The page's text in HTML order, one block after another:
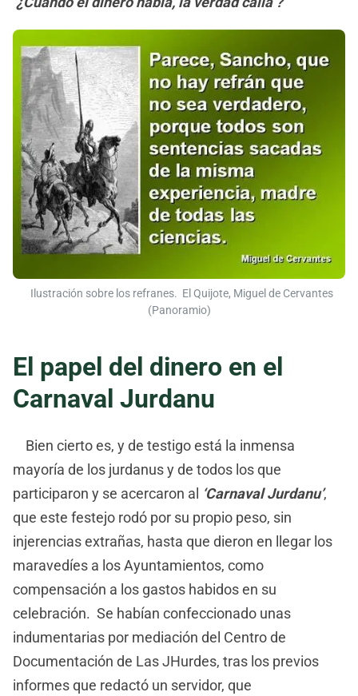
Ilustración sobre los refranes. El Quijote, Miguel de Cervantes
(Panoramio)
El papel del dinero en el
Carnaval Jurdanu
Bien cierto es, y de testigo está la inmensa
mayoría de los jurdanus y de todos los que
participaron y se acercaron al ‘Carnaval Jurdanu’,
que este festejo rodó por su propio peso, sin
injerencias extrañas, hasta que dieron en llegar los
maravedíes a los Ayuntamientos, como
compensación a los gastos habidos en su
celebración. Se habían confeccionado unas
indumentarias por mediación del Centro de
Documentación de Las JHurdes, tras los previos
informes que redactó un servidor, que